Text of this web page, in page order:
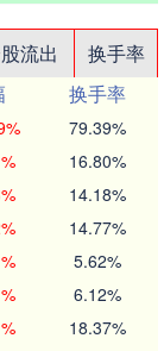
流出
换手率
换手率
79.39%
16.80%
14.18%
14.77%
5.62%
6.12%
18.37%